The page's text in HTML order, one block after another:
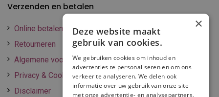
Verzenden en betalen
Online betalen
Retourneren
Algemene voorwaarden
Privacy & Cookie policy
Disclaimer
×
Deze website maakt
gebruik van cookies.
We gebruiken cookies om inhoud en
advertenties te personaliseren en om ons
verkeer te analyseren. We delen ook
informatie over uw gebruik van onze site
met onze advertentie- en analysepartners,